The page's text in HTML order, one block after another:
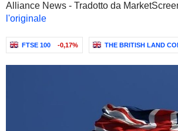
Alliance News - Tradotto da
l'originale
FTSE 100 -0,17% THE BRITISH LAND